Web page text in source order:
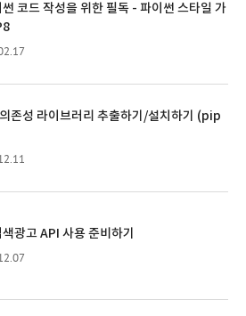
코드 작성을 위한 필독 - 파이썬 스타일 가
존성 라이브러리 추출하기/설치하기 (pip
광고 API 사용 준비하기